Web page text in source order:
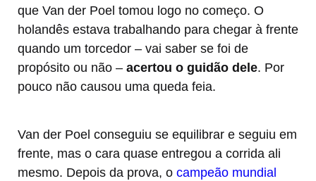
que Van der Poel tomou logo no começo. O
holandês estava trabalhando para chegar à frente
quando um torcedor – vai saber se foi de
propósito ou não – acertou o guidão dele. Por
pouco não causou uma queda feia.
Van der Poel conseguiu se equilibrar e seguiu em
frente, mas o cara quase entregou a corrida ali
mesmo. Depois da prova, o campeão mundial